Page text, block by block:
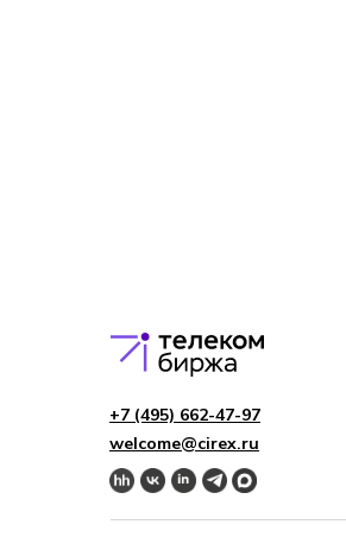
welcome@cirex.ru
+7 (495) 662-4 7-97